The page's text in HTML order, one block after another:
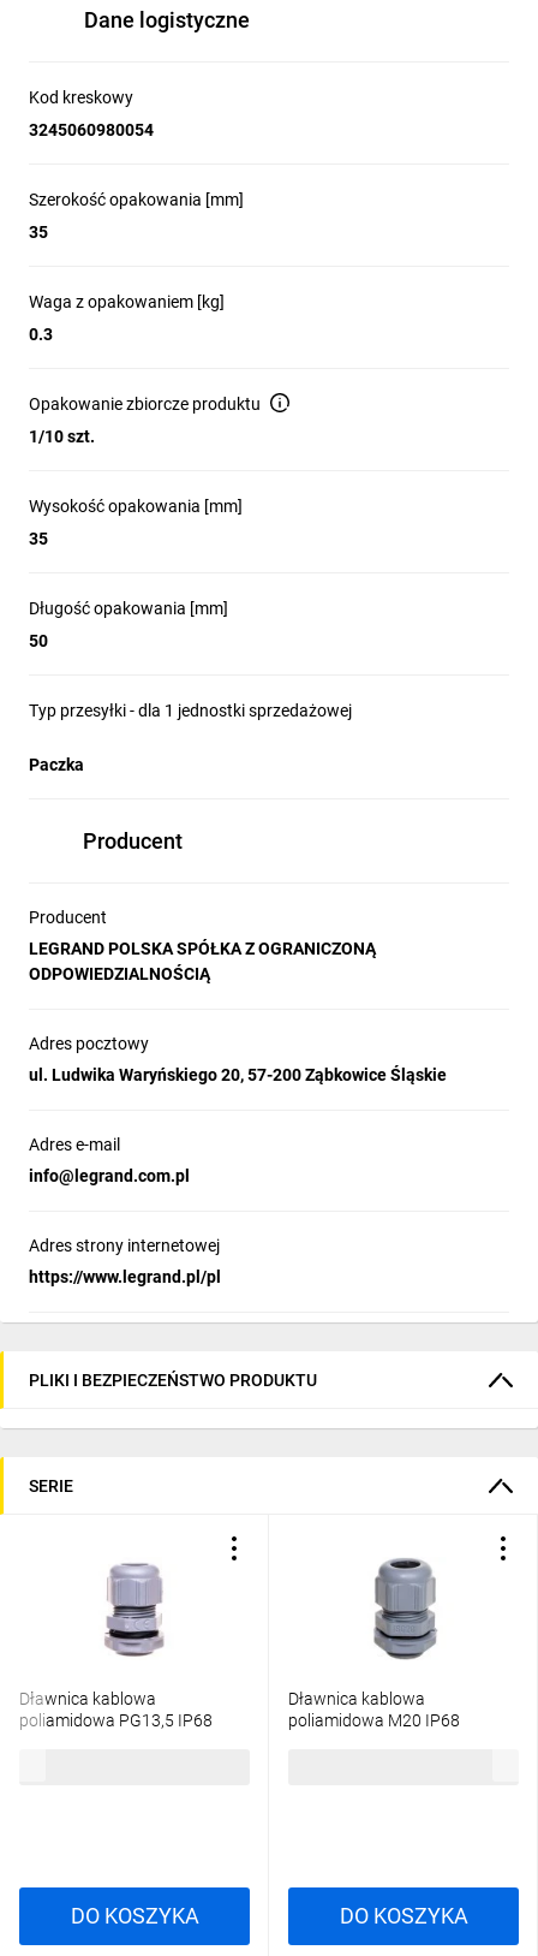
Dane logistyczne
Kod kreskowy
3245060980054
Szerokość opakowania [mm]
35
Waga z opakowaniem [kg]
0.3
Opakowanie zbiorcze produktu
1/10 szt.
Wysokość opakowania [mm]
35
Długość opakowania [mm]
50
Typ przesyłki - dla 1 jednostki sprzedażowej
Paczka
Producent
Producent
LEGRAND POLSKA SPÓŁKA Z OGRANICZONĄ
ODPOWIEDZIALNOŚCIĄ
Adres pocztowy
ul. Ludwika Waryńskiego 20, 57-200 Ząbkowice Śląskie
Adres e-mail
info@legrand.com.pl
Adres strony internetowej
https://www.legrand.pl/pl
PLIKI I BEZPIECZEŃSTWO PRODUKTU
SERIE
Dławnica kablowa
poliamidowa PG13,5 IP68
DO KOSZYKA
Dławnica kablowa
poliamidowa M20 IP68
DO KOSZYKA